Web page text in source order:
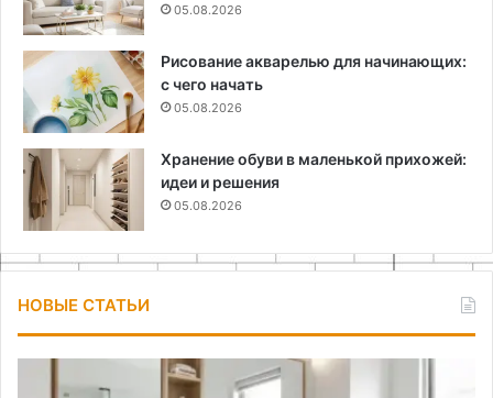
05.08.2026
Рисование акварелью для начинающих:
с чего начать
05.08.2026
Хранение обуви в маленькой прихожей:
идеи и решения
05.08.2026
НОВЫЕ СТАТЬИ